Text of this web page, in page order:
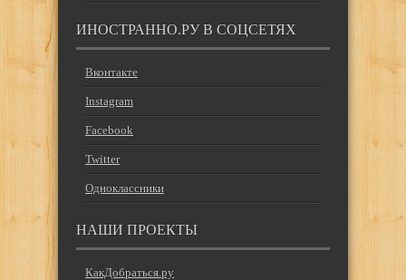
ИНОСТРАННО.РУ В СОЦСЕТЯХ
Вконтакте
Instagram
Facebook
Twitter
Одноклассники
НАШИ ПРОЕКТЫ
КакДобраться.ру